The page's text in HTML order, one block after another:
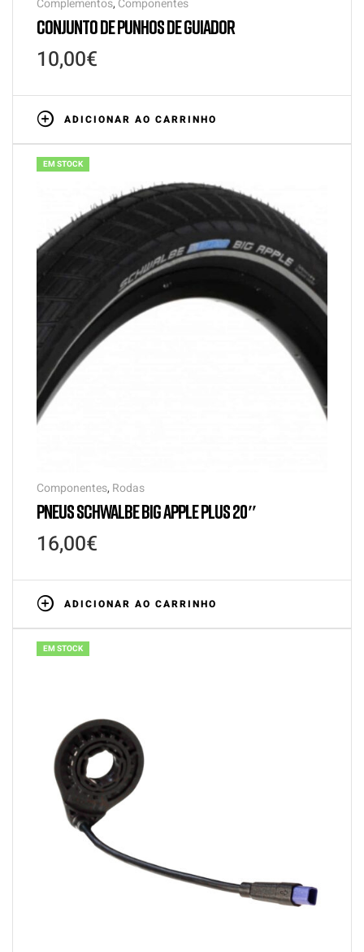
CONJUNTO DE PUNHOS DE GUIADOR
10,00€
ADICIONAR AO CARRINHO
EM STOCK
Componentes, Rodas
PNEUS SCHWALBE BIG APPLE PLUS 20″
16,00€
ADICIONAR AO CARRINHO
EM STOCK